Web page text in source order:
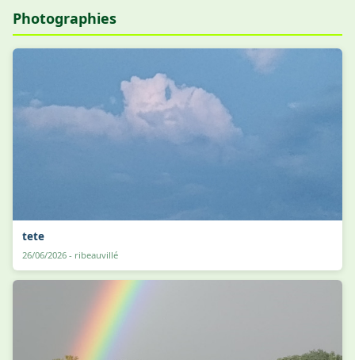
Photographies
tete
26/06/2026 - ribeauvillé